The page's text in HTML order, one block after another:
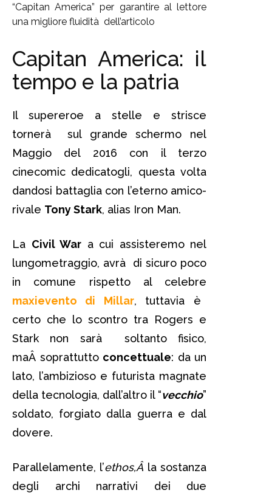
“Capitan America” per garantire al lettore
una migliore fluidità dell’articolo
Capitan America: il
tempo e la patria
Il supereroe a stelle e strisce
tornerà sul grande schermo nel
Maggio del 2016 con il terzo
cinecomic dedicatogli, questa volta
dandosi battaglia con l’eterno amico-
rivale Tony Stark, alias Iron Man.
La Civil War a cui assisteremo nel
lungometraggio, avrà di sicuro poco
in comune rispetto al celebre
maxievento di Millar, tuttavia è
certo che lo scontro tra Rogers e
Stark non sarà soltanto fisico,
maÂ soprattutto concettuale: da un
lato, l’ambizioso e futurista magnate
della tecnologia, dall’altro il “vecchio”
soldato, forgiato dalla guerra e dal
dovere.
Parallelamente, l’ethos,Â la sostanza
degli archi narrativi dei due